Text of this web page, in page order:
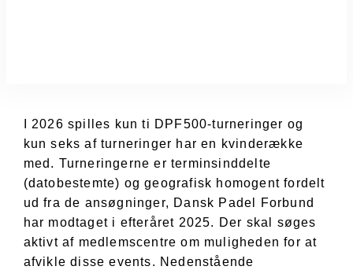
I 2026 spilles kun ti DPF500-turneringer og
kun seks af turneringer har en kvinderække
med. Turneringerne er terminsinddelte
(datobestemte) og geografisk homogent fordelt
ud fra de ansøgninger, Dansk Padel Forbund
har modtaget i efteråret 2025. Der skal søges
aktivt af medlemscentre om muligheden for at
afvikle disse events. Nedenstående